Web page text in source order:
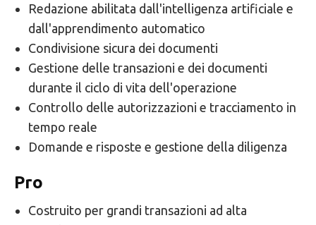
Redazione abilitata dall'intelligenza artificiale e
dall'apprendimento automatico
Condivisione sicura dei documenti
Gestione delle transazioni e dei documenti
durante il ciclo di vita dell'operazione
Controllo delle autorizzazioni e tracciamento in
tempo reale
Domande e risposte e gestione della diligenza
Pro
Costruito per grandi transazioni ad alta